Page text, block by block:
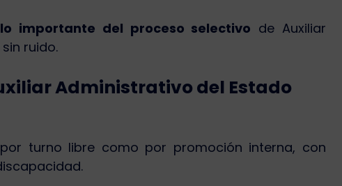
importante del proceso selectivo de Auxiliar
ruido.
Administrativo del Estado
turno libre como por promoción interna, con